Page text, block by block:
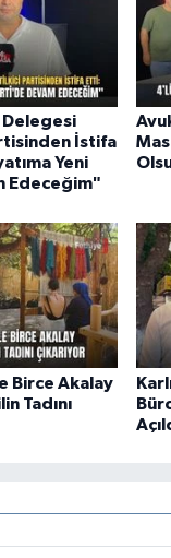
Delegesi
İstifa
Yeni
Edeceğim"
Birce Akalay
Tadını